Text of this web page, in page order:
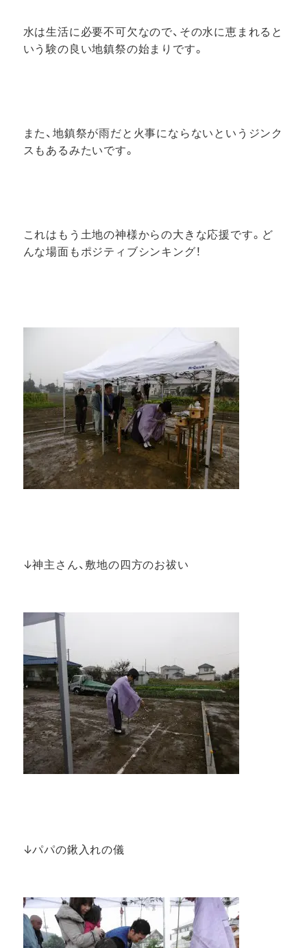
水は生活に必要不可欠なので、その水に恵まれると
いう験の良い地鎮祭の始まりです。
また、地鎮祭が雨だと火事にならないというジンク
スもあるみたいです。
これはもう土地の神様からの大きな応援です。ど
んな場面もポジティブシンキング！
↓神主さん、敷地の四方のお祓い
↓パパの鍬入れの儀